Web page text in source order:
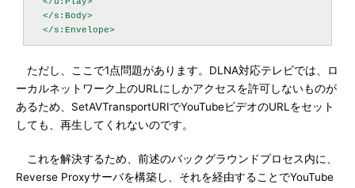
  </s:Body>
ただし、ここで1点問題があります。DLNA対応テレビでは、ロ
ーカルネットワーク上のURLにしかアクセスを許可しないものが
あるため、SetAVTransportURIでYouTubeビデオのURLをセット
しても、再生してくれないのです。
これを解決するため、前述のバックグラウンドプロセス内に、
Reverse Proxyサーバを構築し、それを経由することでYouTube